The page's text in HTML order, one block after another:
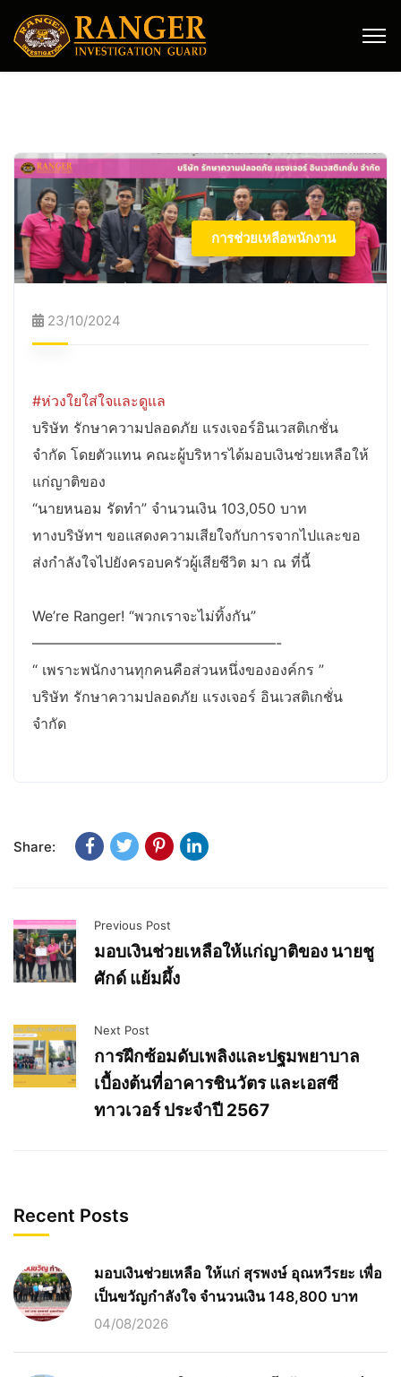
การช่วยเหลือพนักงาน
23/10/2024
#ห่วงใยใส่ใจและดูแล
บริษัท รักษาความปลอดภัย แรงเจอร์อินเวสติเกชั่น
จำกัด โดยตัวแทน คณะผู้บริหารได้มอบเงินช่วยเหลือให้
แก่ญาติของ
“นายหนอม รัดทำ” จำนวนเงิน 103,050 บาท
ทางบริษัทฯ ขอแสดงความเสียใจกับการจากไปและขอ
ส่งกำลังใจไปยังครอบครัวผู้เสียชีวิต มา ณ ที่นี้
We’re Ranger! “พวกเราจะไม่ทิ้งกัน”
—————————————————-
“ เพราะพนักงานทุกคนคือส่วนหนึ่งขององค์กร ”
บริษัท รักษาความปลอดภัย แรงเจอร์ อินเวสติเกชั่น
จำกัด
Share:
Previous Post
มอบเงินช่วยเหลือให้แก่ญาติของ นายชู
ศักด์ แย้มผึ้ง
Next Post
การฝึกซ้อมดับเพลิงและปฐมพยาบาล
เบื้องต้นที่อาคารชินวัตร และเอสซี
ทาวเวอร์ ประจำปี 2567
Recent Posts
มอบเงินช่วยเหลือ ให้แก่ สุรพงษ์ อุณหวีรยะ เพื่อ
เป็นขวัญกำลังใจ จำนวนเงิน 148,800 บาท
04/08/2026